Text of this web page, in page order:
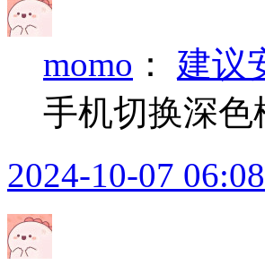
momo ： 建议
手机切换深
2024-10-07 06:08